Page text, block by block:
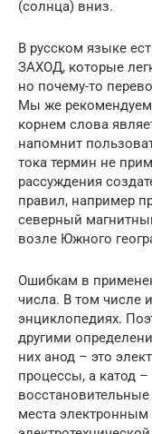
(солнца) вниз.
В русском языке
ЗАХОД, которые
но почему-то
Мы же рекомендуем
корнем слова
напомнит
тока термин не
рассуждения
правил, например
северный
возле Южного
Ошибкам в
числа. В том числе
энциклопедиях.
другими
них анод – это
процессы, а катод –
места